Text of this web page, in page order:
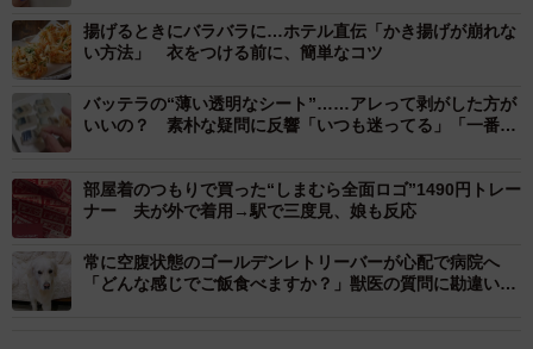
も盛り付けも増え、忙しい時間帯だと一人分のイレギュラ
ー対応で厨房全体の流れが乱れてしまいます。
また、味の面でいうと、お店では、あらかじめ天ぷらを乗
せた状態でそばつゆの味の濃さやうまみを設計して提供し
ている場合があります。天ぷらに含まれる油分がそばつゆ
に移行してコクや深みを出してくれるためです。
こだわったお店ではそのうま味をあらかじめ計算している
場合があり、別々に提供した場合味が濃く感じてしまうた
揚げるときにバラバラに…ホテル直伝「かき揚げが崩れな
い方法」 衣をつける前に、簡単なコツ
バッテラの“薄い透明なシート”……アレって剥がした方が
いいの？ 素朴な疑問に反響「いつも迷ってる」「一番美
部屋着のつもりで買った“しまむら全面ロゴ”1490円トレー
ナー 夫が外で着用→駅で三度見、娘も反応
常に空腹状態のゴールデンレトリーバーが心配で病院へ
「どんな感じでご飯食べますか？」獣医の質問に勘違いで